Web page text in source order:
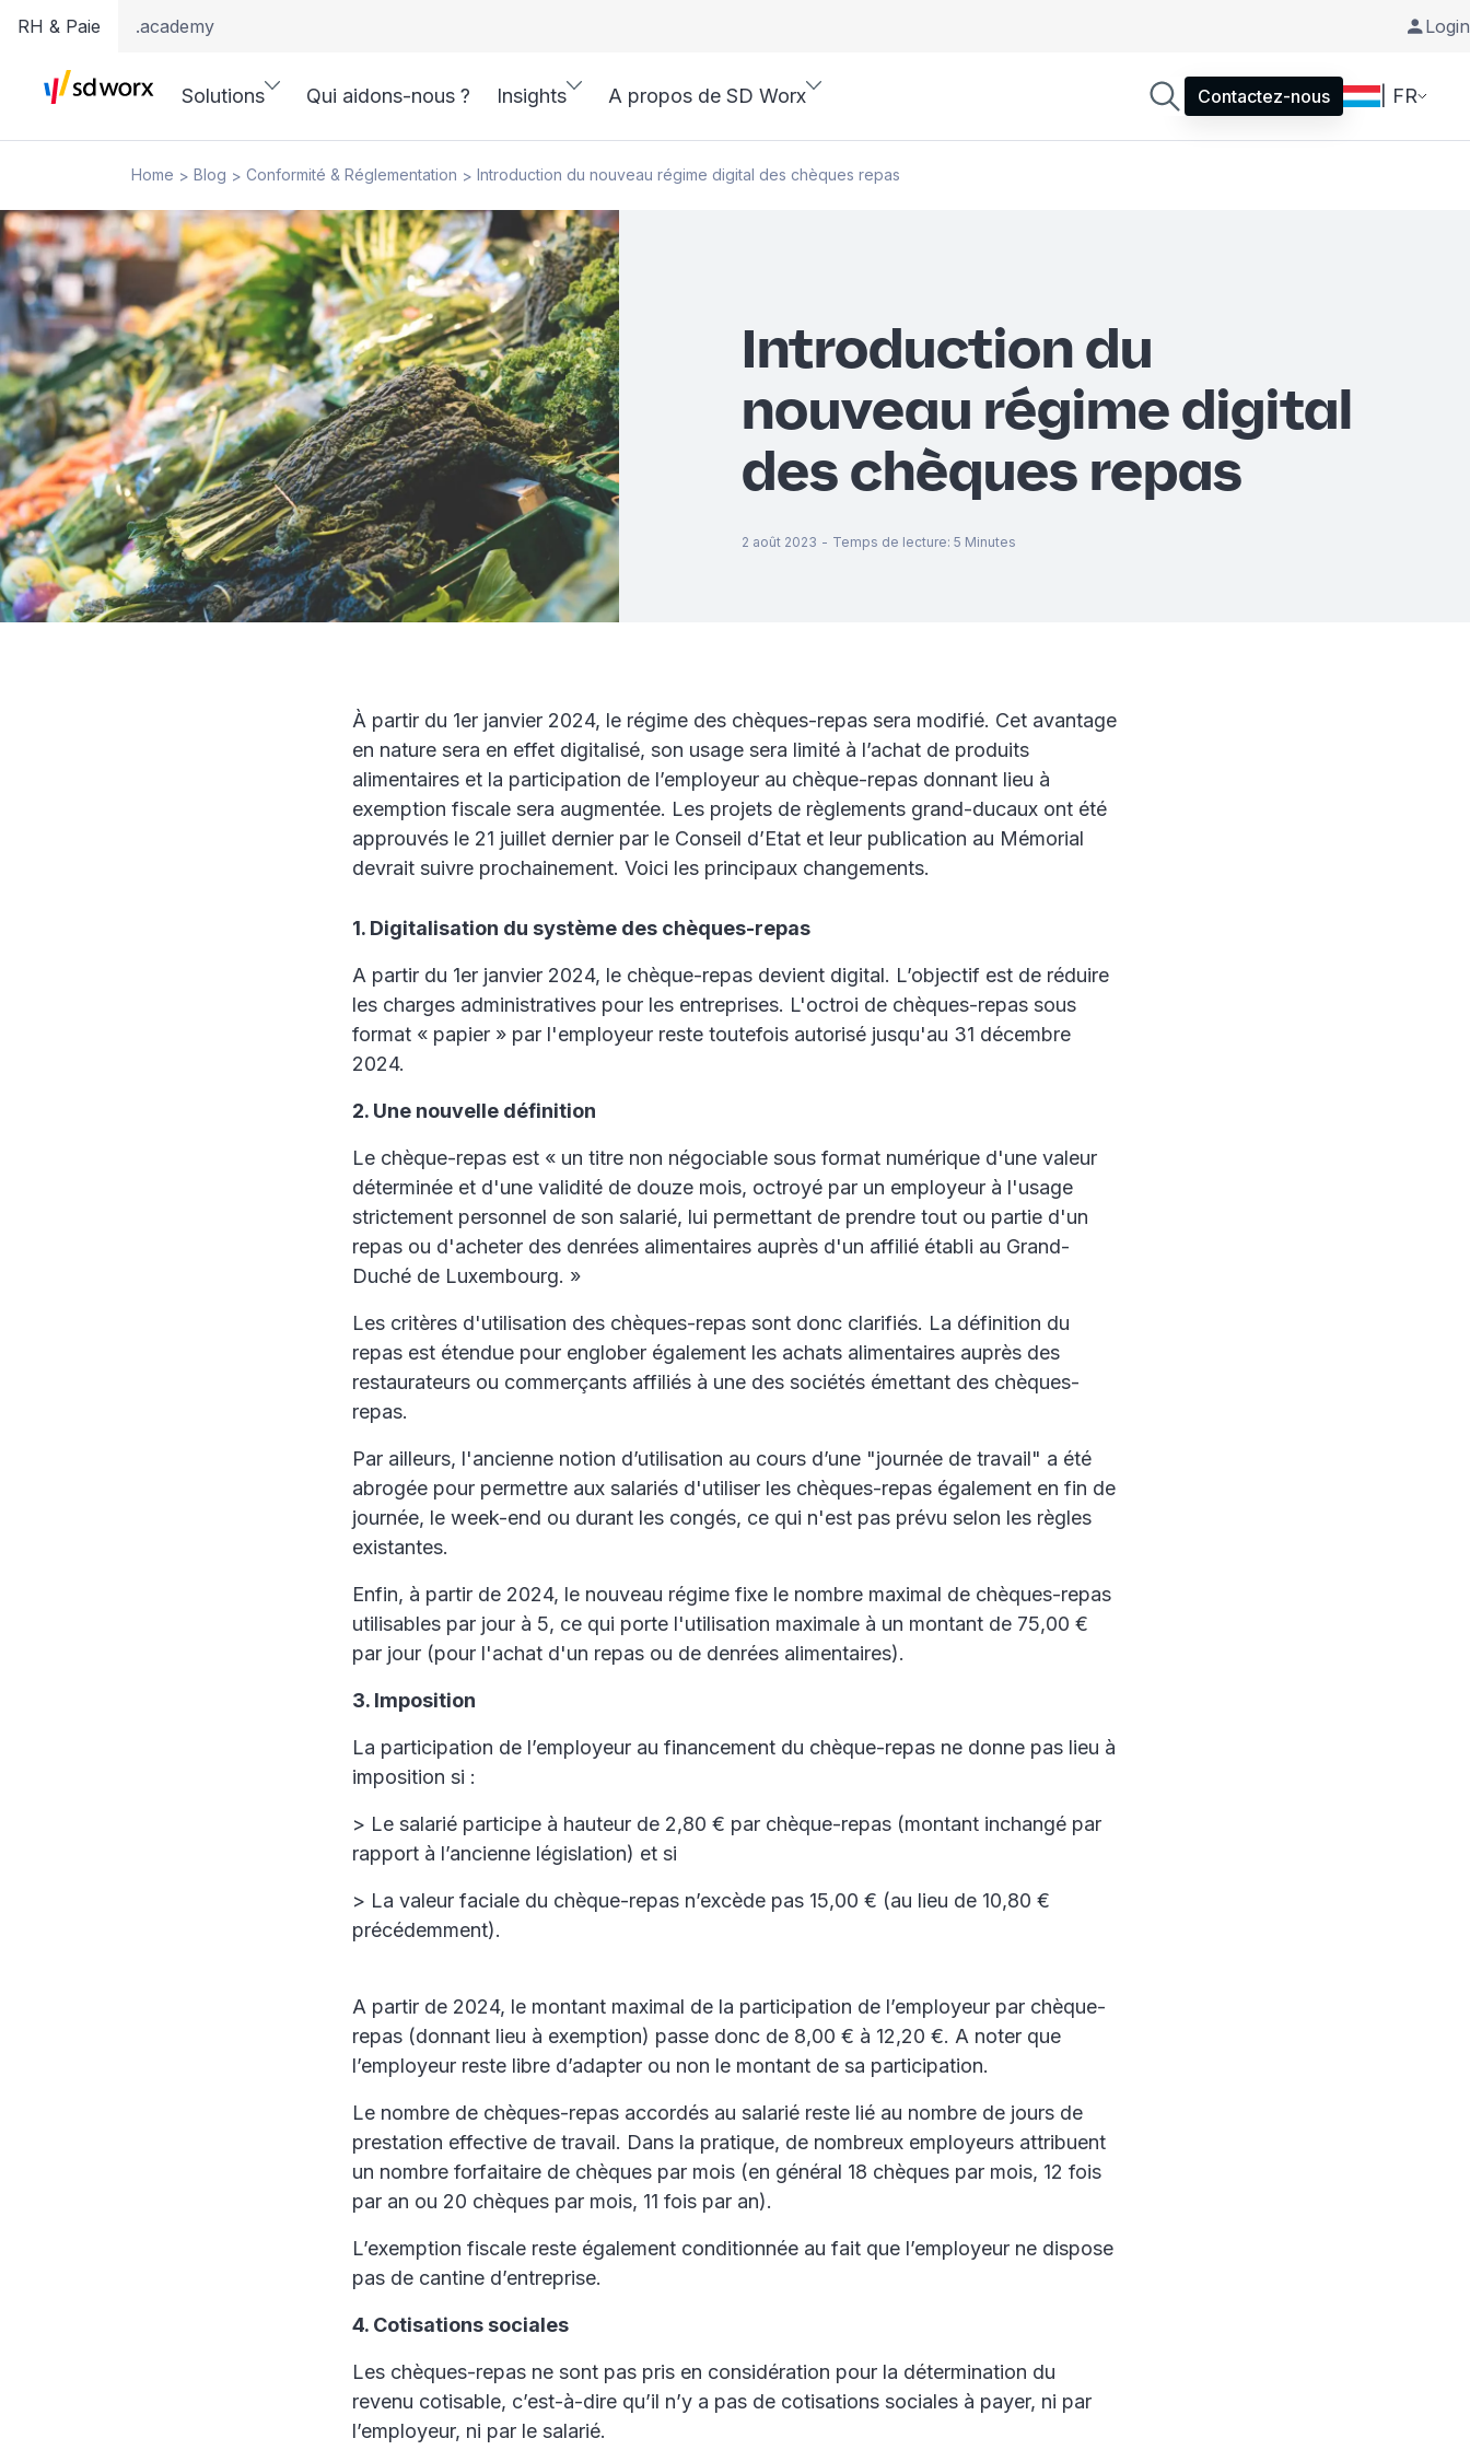
RH & Paie .academy Login
Solutions Qui aidons-nous ? Insights A propos de SD Worx Contactez-nous | FR
Home > Blog > Conformité & Réglementation > Introduction du nouveau régime digital des chèques repas
Introduction du
nouveau régime digital
des chèques repas
2 août 2023 - Temps de lecture: 5 Minutes
À partir du 1er janvier 2024, le régime des chèques-repas sera modifié. Cet avantage
en nature sera en effet digitalisé, son usage sera limité à l’achat de produits
alimentaires et la participation de l’employeur au chèque-repas donnant lieu à
exemption fiscale sera augmentée. Les projets de règlements grand-ducaux ont été
approuvés le 21 juillet dernier par le Conseil d’Etat et leur publication au Mémorial
devrait suivre prochainement. Voici les principaux changements.
1. Digitalisation du système des chèques-repas
A partir du 1er janvier 2024, le chèque-repas devient digital. L’objectif est de réduire
les charges administratives pour les entreprises. L'octroi de chèques-repas sous
format « papier » par l'employeur reste toutefois autorisé jusqu'au 31 décembre
2024.
2. Une nouvelle définition
Le chèque-repas est « un titre non négociable sous format numérique d'une valeur
déterminée et d'une validité de douze mois, octroyé par un employeur à l'usage
strictement personnel de son salarié, lui permettant de prendre tout ou partie d'un
repas ou d'acheter des denrées alimentaires auprès d'un affilié établi au Grand-
Duché de Luxembourg. »
Les critères d'utilisation des chèques-repas sont donc clarifiés. La définition du
repas est étendue pour englober également les achats alimentaires auprès des
restaurateurs ou commerçants affiliés à une des sociétés émettant des chèques-
repas.
Par ailleurs, l'ancienne notion d’utilisation au cours d’une "journée de travail" a été
abrogée pour permettre aux salariés d'utiliser les chèques-repas également en fin de
journée, le week-end ou durant les congés, ce qui n'est pas prévu selon les règles
existantes.
Enfin, à partir de 2024, le nouveau régime fixe le nombre maximal de chèques-repas
utilisables par jour à 5, ce qui porte l'utilisation maximale à un montant de 75,00 €
par jour (pour l'achat d'un repas ou de denrées alimentaires).
3. Imposition
La participation de l’employeur au financement du chèque-repas ne donne pas lieu à
imposition si :
> Le salarié participe à hauteur de 2,80 € par chèque-repas (montant inchangé par
rapport à l’ancienne législation) et si
> La valeur faciale du chèque-repas n’excède pas 15,00 € (au lieu de 10,80 €
précédemment).
A partir de 2024, le montant maximal de la participation de l’employeur par chèque-
repas (donnant lieu à exemption) passe donc de 8,00 € à 12,20 €. A noter que
l’employeur reste libre d’adapter ou non le montant de sa participation.
Le nombre de chèques-repas accordés au salarié reste lié au nombre de jours de
prestation effective de travail. Dans la pratique, de nombreux employeurs attribuent
un nombre forfaitaire de chèques par mois (en général 18 chèques par mois, 12 fois
par an ou 20 chèques par mois, 11 fois par an).
L’exemption fiscale reste également conditionnée au fait que l’employeur ne dispose
pas de cantine d’entreprise.
4. Cotisations sociales
Les chèques-repas ne sont pas pris en considération pour la détermination du
revenu cotisable, c’est-à-dire qu’il n’y a pas de cotisations sociales à payer, ni par
l’employeur, ni par le salarié.